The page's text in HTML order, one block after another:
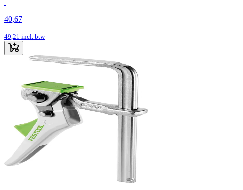
40,67
49,21 incl. btw